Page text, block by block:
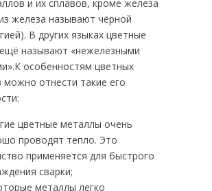
и их сплавов, кроме железа
железа называют чёрной
В других языках цветные
называют «нежелезными
особенностям цветных
можно отнести такие его
цветные металлы очень
проводят тепло. Это
применяется для быстрого
сварки;
металлы легко